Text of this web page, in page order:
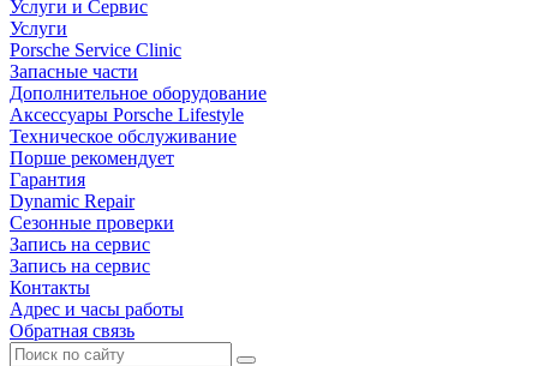
Услуги и Сервис
Услуги
Porsche Service Clinic
Запасные части
Дополнительное оборудование
Аксессуары Porsche Lifestyle
Техническое обслуживание
Порше рекомендует
Гарантия
Dynamic Repair
Сезонные проверки
Запись на сервис
Запись на сервис
Контакты
Адрес и часы работы
Обратная связь